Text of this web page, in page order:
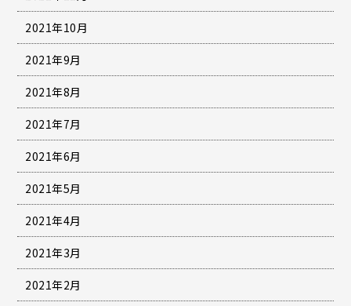
2021年10月
2021年9月
2021年8月
2021年7月
2021年6月
2021年5月
2021年4月
2021年3月
2021年2月